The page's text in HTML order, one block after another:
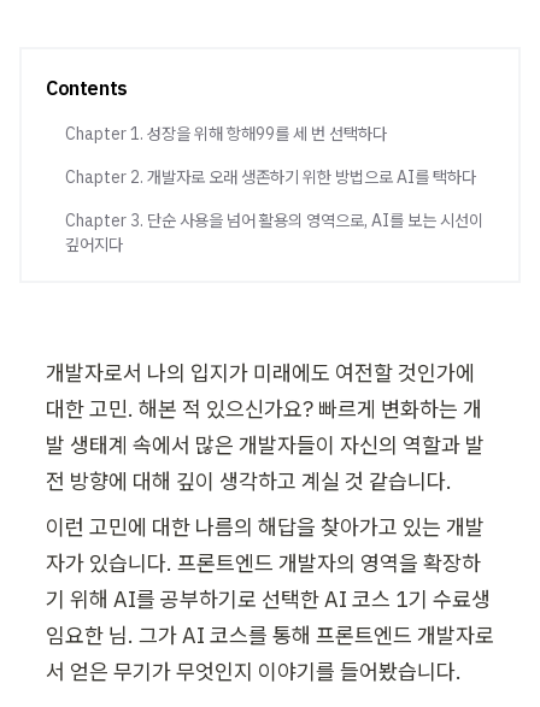
Contents
Chapter 1. 성장을 위해 항해99를 세 번 선택하다
Chapter 2. 개발자로 오래 생존하기 위한 방법으로 AI를 택하다
Chapter 3. 단순 사용을 넘어 활용의 영역으로, AI를 보는 시선이
깊어지다
개발자로서 나의 입지가 미래에도 여전할 것인가에
대한 고민. 해본 적 있으신가요? 빠르게 변화하는 개
발 생태계 속에서 많은 개발자들이 자신의 역할과 발
전 방향에 대해 깊이 생각하고 계실 것 같습니다.
이런 고민에 대한 나름의 해답을 찾아가고 있는 개발
자가 있습니다. 프론트엔드 개발자의 영역을 확장하
기 위해 AI를 공부하기로 선택한 AI 코스 1기 수료생
임요한 님. 그가 AI 코스를 통해 프론트엔드 개발자로
서 얻은 무기가 무엇인지 이야기를 들어봤습니다.